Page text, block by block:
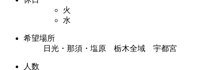
火
水
希望場所
日光・那須・塩原 栃木全域 宇都宮
人数